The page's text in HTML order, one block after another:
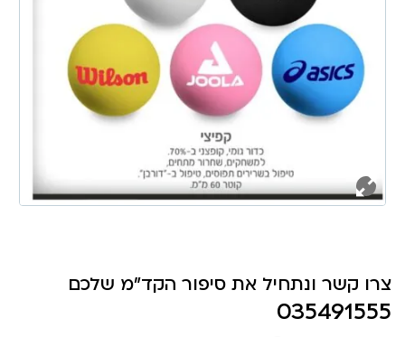
צרו קשר ונתחיל את סיפור הקד"מ שלכם
035491555